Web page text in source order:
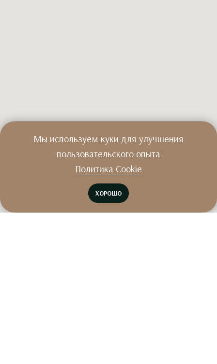
Мы используем куки для улучшения
пользовательского опыта
Политика Cookie
ХОРОШО